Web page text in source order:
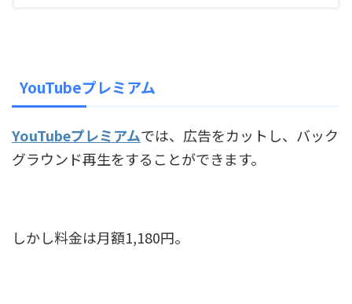
YouTubeプレミアム
YouTubeプレミアムでは、広告をカットし、バック
グラウンド再生をすることができます。
しかし料金は月額1,180円。